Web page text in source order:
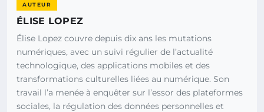
AUTEUR
ÉLISE LOPEZ
Élise Lopez couvre depuis dix ans les mutations
numériques, avec un suivi régulier de l’actualité
technologique, des applications mobiles et des
transformations culturelles liées au numérique. Son
travail l’a menée à enquêter sur l’essor des plateformes
sociales, la régulation des données personnelles et